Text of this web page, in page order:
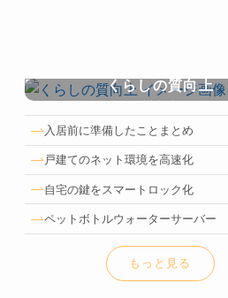
くらしの質向上
lifehack
入居前に準備したことまとめ
戸建てのネット環境を高速化
自宅の鍵をスマートロック化
ペットボトルウォーターサーバー
もっと見る